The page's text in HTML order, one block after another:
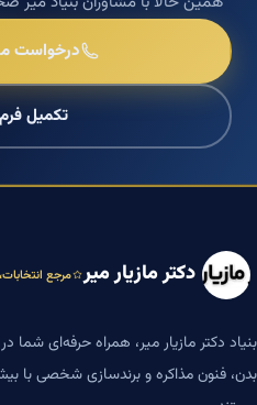
درخواست
تکمیل
دکتر مازیار میر مرجع
بنیاد دکتر مازیار میر، همراه حرفه‌ای شما